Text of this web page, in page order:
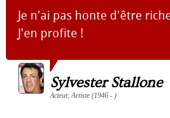
Je n'ai pas honte d'être
J'en profite !
Sylvester Stallone
Acteur, Artiste (1946 - )